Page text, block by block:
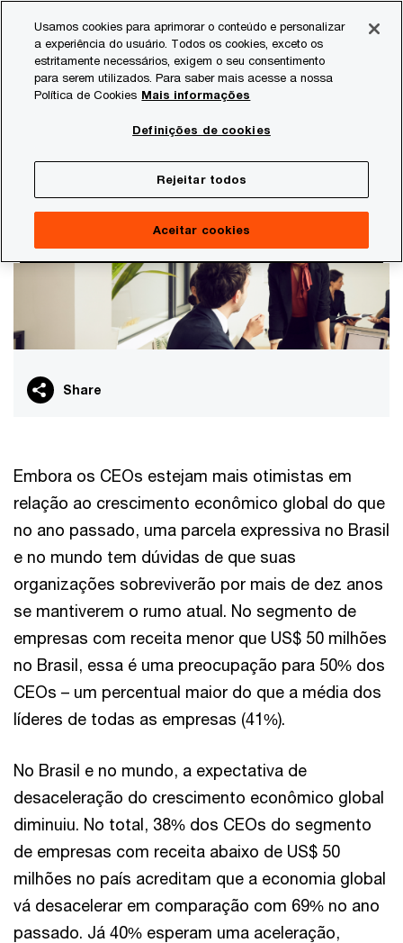
content
footer
Preocupações dos CEOS
Destaques do segmento de empresas de
médio porte no Brasil
Share
Embora os CEOs estejam mais otimistas em
relação ao crescimento econômico global do que
no ano passado, uma parcela expressiva no Brasil
e no mundo tem dúvidas de que suas
organizações sobreviverão por mais de dez anos
se mantiverem o rumo atual. No segmento de
empresas com receita menor que US$ 50 milhões
no Brasil, essa é uma preocupação para 50% dos
CEOs – um percentual maior do que a média dos
líderes de todas as empresas (41%).
No Brasil e no mundo, a expectativa de
desaceleração do crescimento econômico global
diminuiu. No total, 38% dos CEOs do segmento
de empresas com receita abaixo de US$ 50
milhões no país acreditam que a economia global
vá desacelerar em comparação com 69% no ano
passado. Já 40% esperam uma aceleração,
Usamos cookies para aprimorar o conteúdo e personalizar
a experiência do usuário. Todos os cookies, exceto os
estritamente necessários, exigem o seu consentimento
para serem utilizados. Para saber mais acesse a nossa
Política de Cookies Mais informações
Definições de cookies
Rejeitar todos
Aceitar cookies